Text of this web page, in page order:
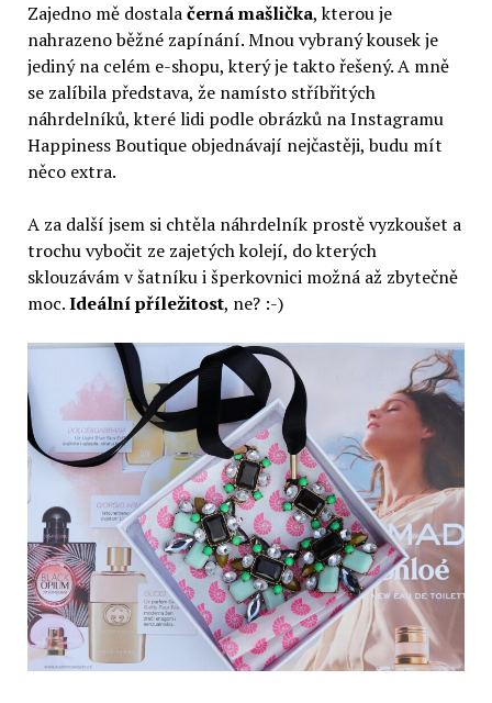
Zajedno mě dostalačerná mašlička, kterou je
nahrazeno běžné zapínání. Mnou vybraný kousek je
jediný na celém e-shopu, který je takto řešený. A mně
se zalíbila představa, že namísto stříbřitých
náhrdelníků, které lidi podle obrázků na Instagramu
Happiness Boutique objednávají nejčastěji, budu mít
něco extra.
A za další jsem si chtěla náhrdelník prostě vyzkoušet a
trochu vybočit ze zajetých kolejí, do kterých
sklouzávám v šatníku i šperkovnici možná až zbytečně
moc.Ideální příležitost, ne? :-)